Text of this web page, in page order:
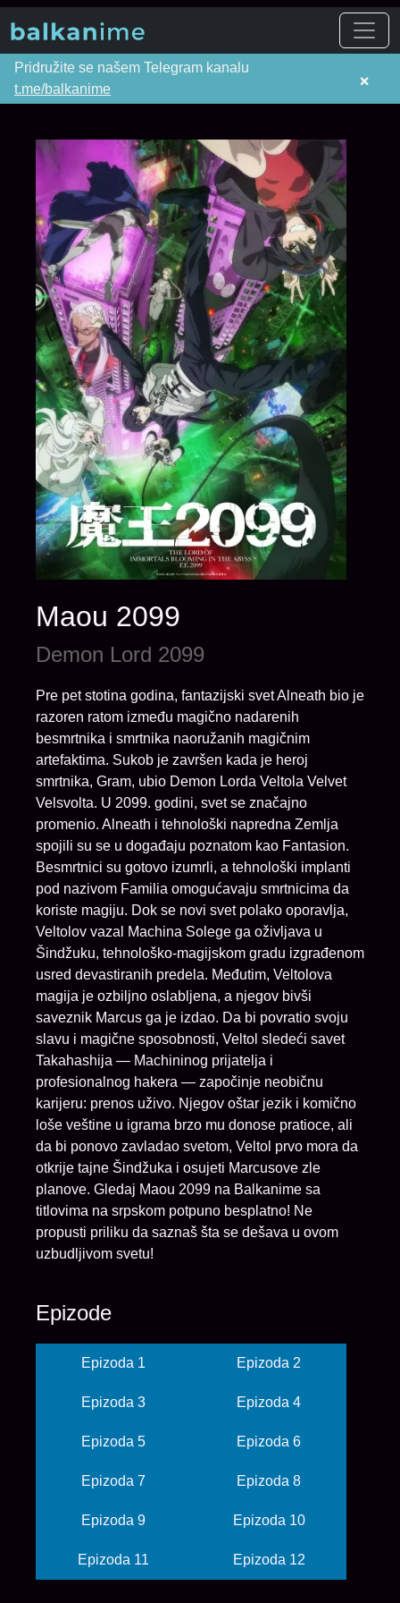
Pridružite se našem Telegram kanalu
t.me/balkanime
×
Maou 2099
Demon Lord 2099
Pre pet stotina godina, fantazijski svet Alneath bio je
razoren ratom između magično nadarenih
besmrtnika i smrtnika naoružanih magičnim
artefaktima. Sukob je završen kada je heroj
smrtnika, Gram, ubio Demon Lorda Veltola Velvet
Velsvolta. U 2099. godini, svet se značajno
promenio. Alneath i tehnološki napredna Zemlja
spojili su se u događaju poznatom kao Fantasion.
Besmrtnici su gotovo izumrli, a tehnološki implanti
pod nazivom Familia omogućavaju smrtnicima da
koriste magiju. Dok se novi svet polako oporavlja,
Veltolov vazal Machina Solege ga oživljava u
Šindžuku, tehnološko-magijskom gradu izgrađenom
usred devastiranih predela. Međutim, Veltolova
magija je ozbiljno oslabljena, a njegov bivši
saveznik Marcus ga je izdao. Da bi povratio svoju
slavu i magične sposobnosti, Veltol sledeći savet
Takahashija — Machininog prijatelja i
profesionalnog hakera — započinje neobičnu
karijeru: prenos uživo. Njegov oštar jezik i komično
loše veštine u igrama brzo mu donose pratioce, ali
da bi ponovo zavladao svetom, Veltol prvo mora da
otkrije tajne Šindžuka i osujeti Marcusove zle
planove. Gledaj Maou 2099 na Balkanime sa
titlovima na srpskom potpuno besplatno! Ne
propusti priliku da saznaš šta se dešava u ovom
uzbudljivom svetu!
Epizode
Epizoda 1 Epizoda 2
Epizoda 3 Epizoda 4
Epizoda 5 Epizoda 6
Epizoda 7 Epizoda 8
Epizoda 9 Epizoda 10
Epizoda 11 Epizoda 12